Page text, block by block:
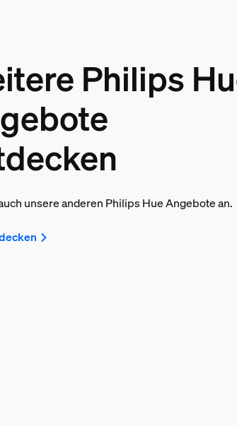
Philips
unsere anderen Philips Hue Angebote an.